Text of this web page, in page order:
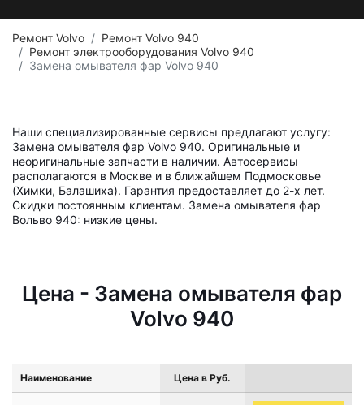
Ремонт Volvo
Ремонт Volvo 940
Ремонт электрооборудования Volvo 940
Замена омывателя фар Volvo 940
Наши специализированные сервисы предлагают услугу:
Замена омывателя фар Volvo 940. Оригинальные и
неоригинальные запчасти в наличии. Автосервисы
располагаются в Москве и в ближайшем Подмосковье
(Химки, Балашиха). Гарантия предоставляет до 2-х лет.
Скидки постоянным клиентам. Замена омывателя фар
Вольво 940: низкие цены.
Цена - Замена омывателя фар
Volvo 940
Наименование Цена в Руб.